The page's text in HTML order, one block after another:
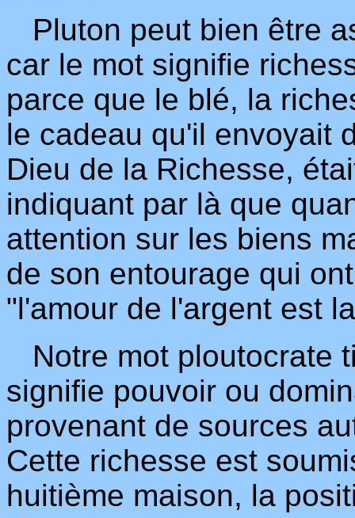
Pluton peut bien être
car le mot signifie
parce que le blé, la
le cadeau qu'il envoyait
Dieu de la Richesse,
indiquant par là que
attention sur les biens
de son entourage qui
"l'amour de l'argent est
Notre mot ploutocrate
signifie pouvoir ou
provenant de sources
Cette richesse est
huitième maison, la